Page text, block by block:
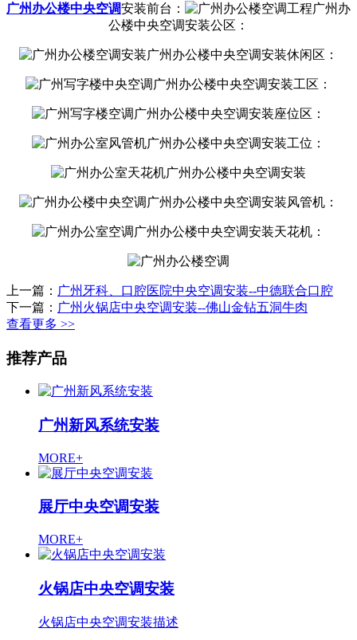
广州办公楼中央空调安装前台：
广州办
公楼中央空调安装公区：
广州办公楼中央空调安装休闲区：
广州办公楼中央空调安装工区：
广州办公楼中央空调安装座位区：
广州办公楼中央空调安装工位：
广州办公楼中央空调安装
广州办公楼中央空调安装风管机：
广州办公楼中央空调安装天花机：
上一篇： 广州牙科、口腔医院中央空调安装--中德联合口腔
下一篇： 广州火锅店中央空调安装--佛山金钻五洞牛肉
查看更多 >>
推荐产品
广州新风系统安装
MORE+
展厅中央空调安装
MORE+
火锅店中央空调安装
火锅店中央空调安装描述